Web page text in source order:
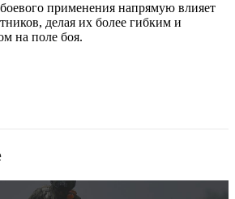
применения напрямую влияет
делая их более гибким и
на поле боя.